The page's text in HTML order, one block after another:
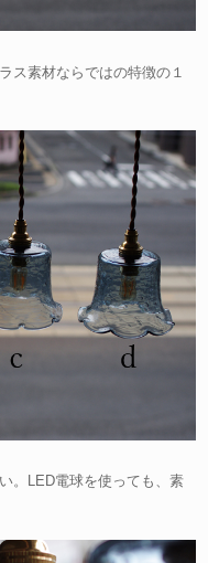
ス素材ならではの特徴の１
。LED電球を使っても、素